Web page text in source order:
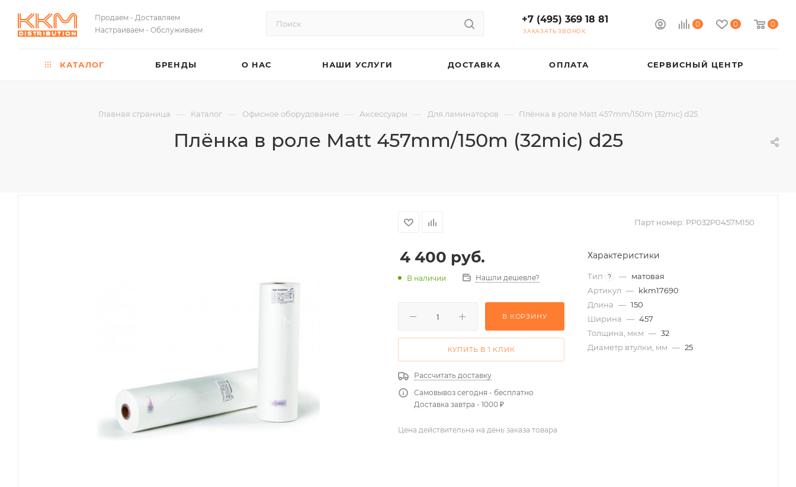
Продаем - Доставляем
Настраиваем - Обслуживаем
0 0 0
+7 (495) 369 18 81
ЗАКАЗАТЬ ЗВОНОК
КАТАЛОГ БРЕНДЫ О НАС НАШИ УСЛУГИ ДОСТАВКА ОПЛАТА СЕРВИСНЫЙ ЦЕНТР
Главная страница — Каталог — Офисное оборудование — Аксессуары — Для ламинаторов — Плёнка в роле Matt 457mm/150m (32mic) d25
Плёнка в роле Matt 457mm/150m (32mic) d25
Парт номер: PP032P0457M150
4 400 руб.
В наличии Нашли дешевле?
В КОРЗИНУ
КУПИТЬ В 1 КЛИК
Рассчитать доставку
Самовывоз сегодня - бесплатно
Доставка завтра - 1000 ₽
Характеристики
Тип ? — матовая
Артикул — kkm17690
Длина — 150
Ширина — 457
Толщина, мкм — 32
Диаметр втулки, мм — 25
Цена действительна на день заказа товара